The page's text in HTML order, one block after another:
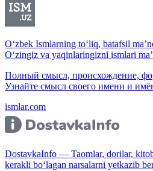
O‘zbek Ismlarning to‘liq, batafsil
O‘zingiz va yaqinlaringizni ismlari
Полный смысл, происхождение,
Узнайте смысл своего имени и
ismlar.com
DostavkaInfo — Taomlar, dorilar,
kerakli bo‘lagan narsalarni yetkazib